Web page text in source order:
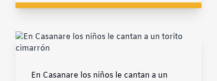
En Casanare los niños le cantan a un